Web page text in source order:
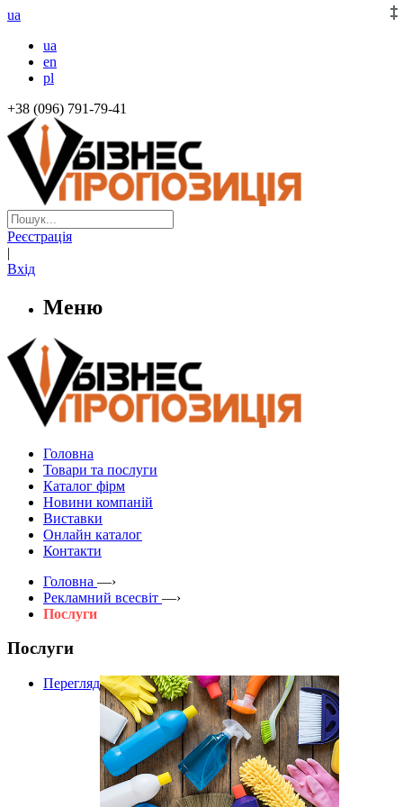
ua
ua
en
pl
+38 (096) 791-79-41
Реєстрація
|
Вхід
Меню
Головна
Товари та послуги
Каталог фірм
Новини компаній
Виставки
Онлайн каталог
Контакти
Головна —›
Рекламний всесвіт —›
Послуги
Послуги
Перегляд